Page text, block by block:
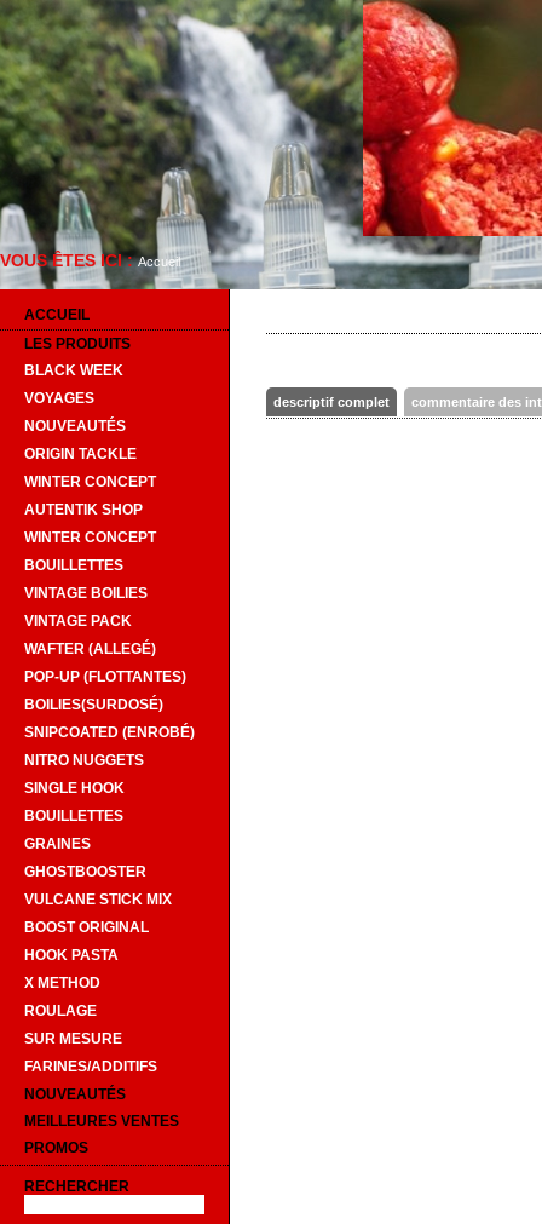
VOUS ÊTES ICI :Accueil
ACCUEIL
LES PRODUITS
BLACK WEEK
VOYAGES
NOUVEAUTÉS
ORIGIN TACKLE
WINTER CONCEPT
AUTENTIK SHOP
WINTER CONCEPT
BOUILLETTES
VINTAGE BOILIES
VINTAGE PACK
WAFTER (ALLEGÉ)
POP-UP (FLOTTANTES)
BOILIES(SURDOSÉ)
SNIPCOATED (ENROBÉ)
NITRO NUGGETS
SINGLE HOOK
BOUILLETTES
GRAINES
GHOSTBOOSTER
VULCANE STICK MIX
BOOST ORIGINAL
HOOK PASTA
X METHOD
ROULAGE
SUR MESURE
FARINES/ADDITIFS
NOUVEAUTÉS
MEILLEURES VENTES
PROMOS
RECHERCHER
descriptif complet commentaire des